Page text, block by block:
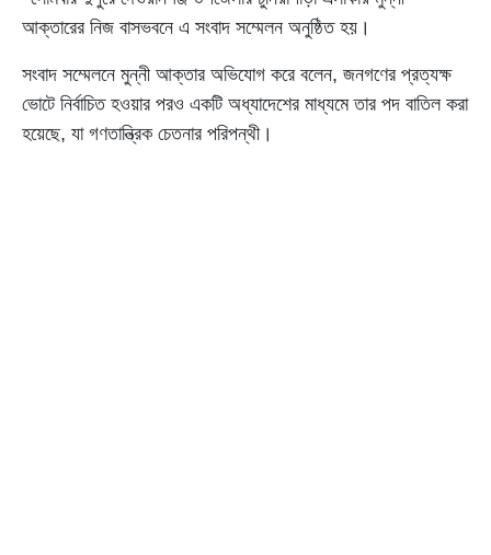
আক্তারের নিজ বাসভবনে এ সংবাদ সম্মেলন অনুষ্ঠিত হয়।
সংবাদ সম্মেলনে মুন্নী আক্তার অভিযোগ করে বলেন, জনগণের প্রত্যক্ষ
ভোটে নির্বাচিত হওয়ার পরও একটি অধ্যাদেশের মাধ্যমে তার পদ বাতিল করা
হয়েছে, যা গণতান্ত্রিক চেতনার পরিপন্থী।